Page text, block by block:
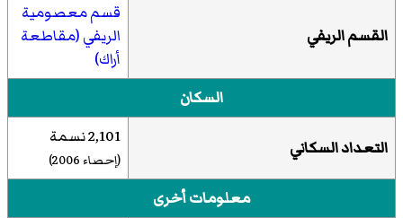
القسم الريفي
قسم معصومية
الريفي (مقاطعة
أراك)
السكان
التعداد السكاني 2,101 نسمة
(إحصاء 2006)
معلومات أخرى